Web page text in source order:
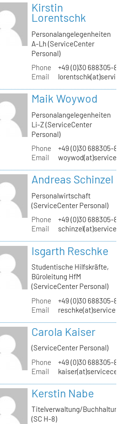
Kirstin
Lorentschk
Personalangelegenheiten
A-Lh (ServiceCenter
Personal)
Phone
+49 (0)30 688305-
Email
Maik Woywod
Personalangelegenheiten
Li-Z (ServiceCenter
Personal)
Phone
+49 (0)30 688305-
Email
Andreas Schinzel
Personalwirtschaft
(ServiceCenter Personal)
Phone
+49 (0)30 688305-
Email
Isgarth Reschke
Studentische Hilfskräfte,
Büroleitung HfM
(ServiceCenter Personal)
Phone
+49 (0)30 688305-
Email
Carola Kaiser
(ServiceCenter Personal)
Phone
+49 (0)30 688305-
Email
Kerstin Nabe
Titelverwaltung/
(SC H-8)